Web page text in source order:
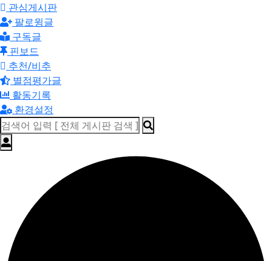
관심게시판
팔로윙글
구독글
핀보드
추천/비추
별점평가글
활동기록
환경설정